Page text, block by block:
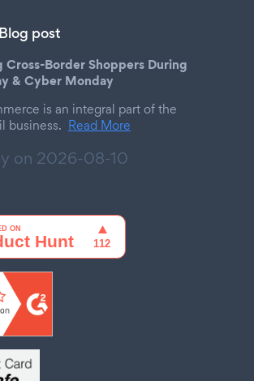
post
Border Shoppers During
& Cyber Monday
is an integral part of the
business. Read More
on 2026-08-10